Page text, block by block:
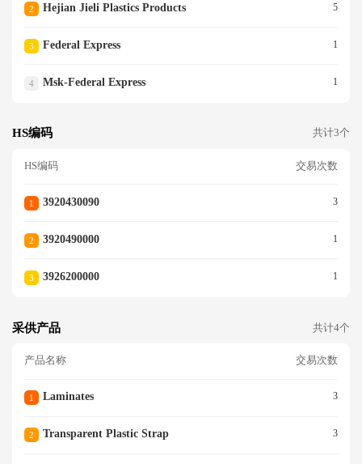
2 Hejian Jieli Plastics Products 5
3 Federal Express 1
4 Msk-Federal Express 1
HS编码 共计3个
HS编码 交易次数
1 3920430090 3
2 3920490000 1
3 3926200000 1
采供产品 共计4个
产品名称 交易次数
1 Laminates 3
2 Transparent Plastic Strap 3